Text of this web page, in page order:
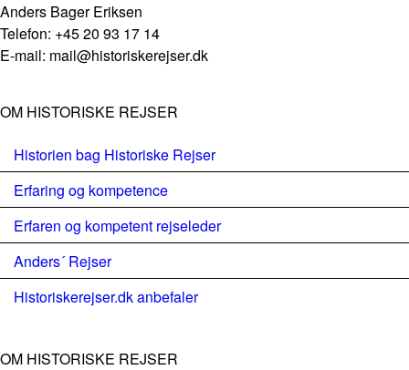
Anders Bager Eriksen
Telefon: +45 20 93 17 14
E-mail: mail@historiskerejser.dk
OM HISTORISKE REJSER
Historien bag Historiske Rejser
Erfaring og kompetence
Erfaren og kompetent rejseleder
Anders´ Rejser
Historiskerejser.dk anbefaler
OM HISTORISKE REJSER